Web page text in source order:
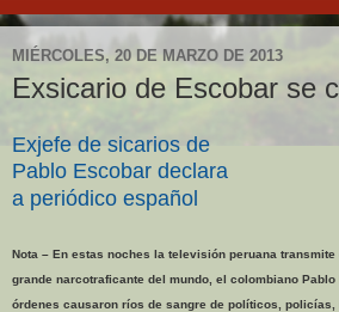
MIÉRCOLES, 20 DE MARZO DE 2013
Exsicario de Escobar se
Exjefe de sicarios de
Pablo Escobar declara
a periódico español
Nota – En estas noches la televisión peruana
grande narcotraficante del mundo, el colombiano
órdenes causaron ríos de sangre de políticos,